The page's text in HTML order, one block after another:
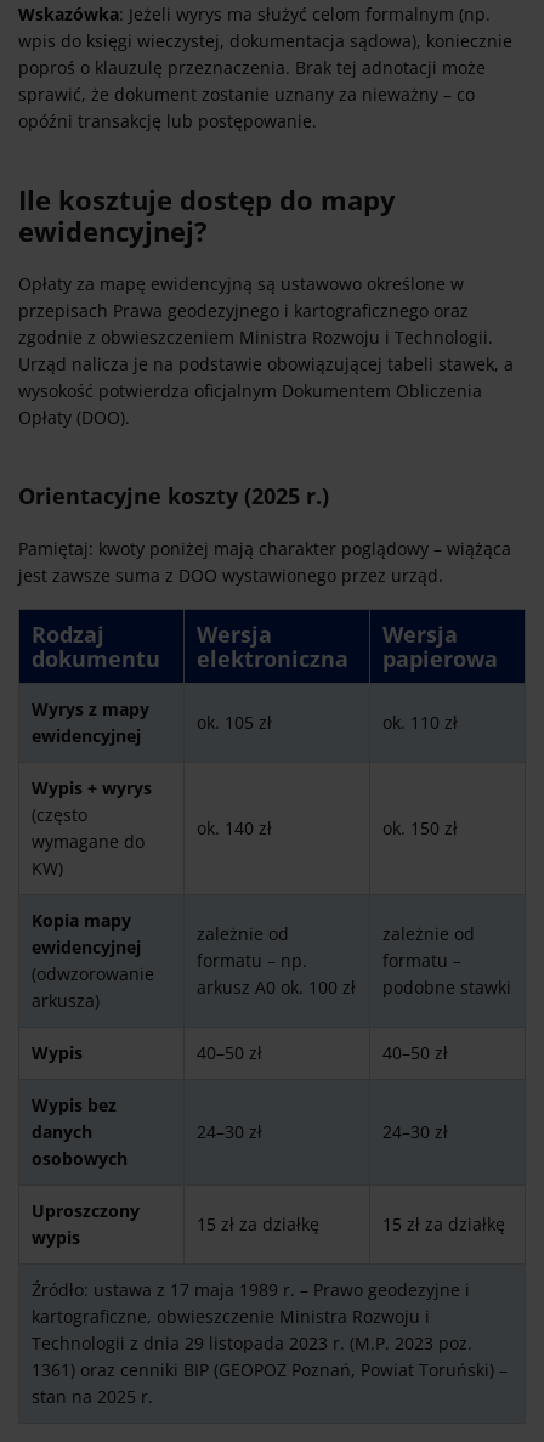
Wskazówka: Jeżeli wyrys ma służyć celom formalnym (np.
wpis do księgi wieczystej, dokumentacja sądowa), koniecznie
poproś o klauzulę przeznaczenia. Brak tej adnotacji może
sprawić, że dokument zostanie uznany za nieważny – co
opóźni transakcję lub postępowanie.
Ile kosztuje dostęp do mapy
ewidencyjnej?
Opłaty za mapę ewidencyjną są ustawowo określone w
przepisach Prawa geodezyjnego i kartograficznego oraz
zgodnie z obwieszczeniem Ministra Rozwoju i Technologii.
Urząd nalicza je na podstawie obowiązującej tabeli stawek, a
wysokość potwierdza oficjalnym Dokumentem Obliczenia
Opłaty (DOO).
Orientacyjne koszty (2025 r.)
Pamiętaj: kwoty poniżej mają charakter poglądowy – wiążąca
jest zawsze suma z DOO wystawionego przez urząd.
Rodzaj
dokumentu
Wersja
elektroniczna
Wersja
papierowa
Wyrys z mapy
ewidencyjnej
ok. 105 zł ok. 110 zł
Wypis + wyrys
(często
wymagane do
KW)
ok. 140 zł ok. 150 zł
Kopia mapy
ewidencyjnej
(odwzorowanie
arkusza)
zależnie od
formatu – np.
arkusz A0 ok. 100 zł
zależnie od
formatu –
podobne stawki
Wypis 40–50 zł 40–50 zł
Wypis bez
danych
osobowych
24–30 zł 24–30 zł
Uproszczony
wypis
15 zł za działkę 15 zł za działkę
Źródło: ustawa z 17 maja 1989 r. – Prawo geodezyjne i
kartograficzne, obwieszczenie Ministra Rozwoju i
Technologii z dnia 29 listopada 2023 r. (M.P. 2023 poz.
1361) oraz cenniki BIP (GEOPOZ Poznań, Powiat Toruński) –
stan na 2025 r.